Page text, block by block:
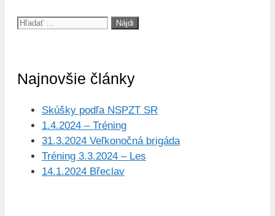
Hľadať:
Najnovšie články
Skúšky podľa NSPZT SR
1.4.2024 – Tréning
31.3.2024 Veľkonočná brigáda
Tréning 3.3.2024 – Les
14.1.2024 Břeclav